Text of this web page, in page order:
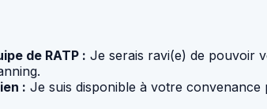
de RATP : Je serais ravi(e) de pouvoir
: Je suis disponible à votre